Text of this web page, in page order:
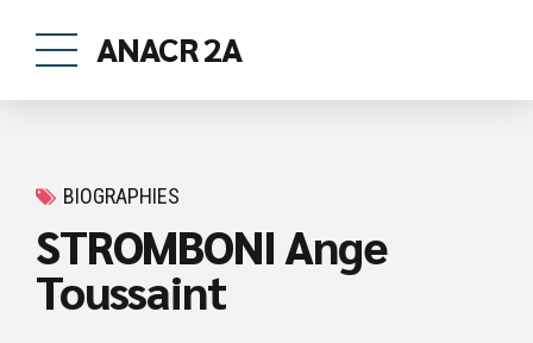
ANACR 2A
BIOGRAPHIES
STROMBONI Ange
Toussaint